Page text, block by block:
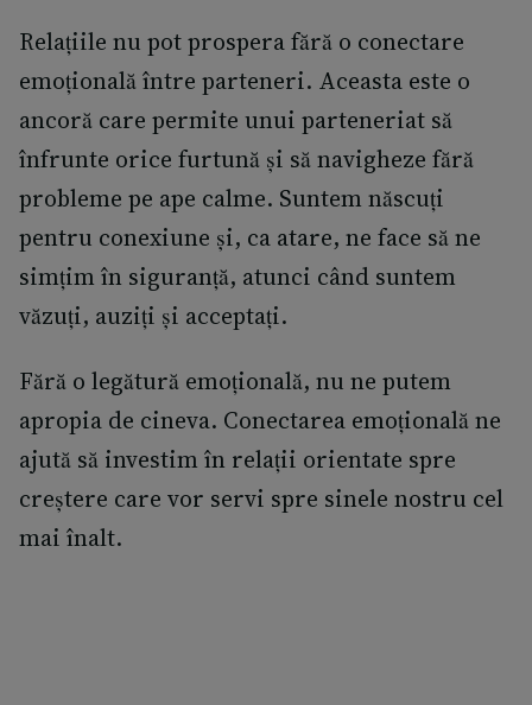
Relațiile nu pot prospera fără o conectare
emoțională între parteneri. Aceasta este o
ancoră care permite unui parteneriat să
înfrunte orice furtună și să navigheze fără
probleme pe ape calme. Suntem născuți
pentru conexiune și, ca atare, ne face să ne
simțim în siguranță, atunci când suntem
văzuți, auziți și acceptați.
Fără o legătură emoțională, nu ne putem
apropia de cineva. Conectarea emoțională ne
ajută să investim în relații orientate spre
creștere care vor servi spre sinele nostru cel
mai înalt.